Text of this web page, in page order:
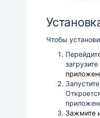
Чтобы
загрузите
Зажмите